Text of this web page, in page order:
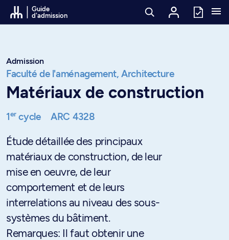
Passer au contenu
Guide
d'admission
Admission
Faculté de l'aménagement, Architecture
Matériaux de construction
1ercycle ARC 4328
Étude détaillée des principaux
matériaux de construction, de leur
mise en oeuvre, de leur
comportement et de leurs
interrelations au niveau des sous-
systèmes du bâtiment.
Remarques: Il faut obtenir une